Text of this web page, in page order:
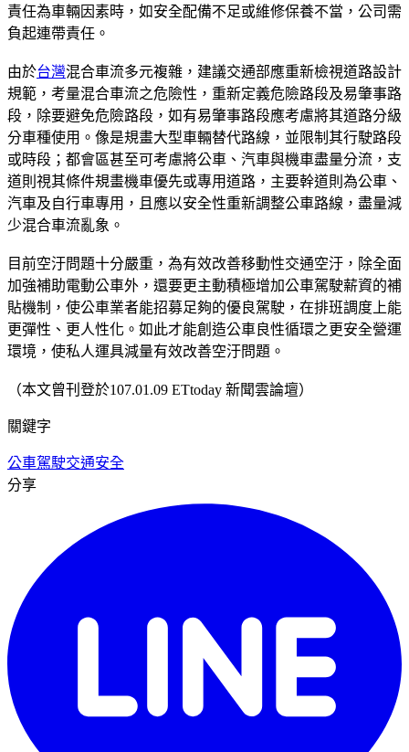
責任為車輛因素時，如安全配備不足或維修保養不當，公司需
負起連帶責任。
由於台灣混合車流多元複雜，建議交通部應重新檢視道路設計
規範，考量混合車流之危險性，重新定義危險路段及易肇事路
段，除要避免危險路段，如有易肇事路段應考慮將其道路分級
分車種使用。像是規畫大型車輛替代路線，並限制其行駛路段
或時段；都會區甚至可考慮將公車、汽車與機車盡量分流，支
道則視其條件規畫機車優先或專用道路，主要幹道則為公車、
汽車及自行車專用，且應以安全性重新調整公車路線，盡量減
少混合車流亂象。
目前空汙問題十分嚴重，為有效改善移動性交通空汙，除全面
加強補助電動公車外，還要更主動積極增加公車駕駛薪資的補
貼機制，使公車業者能招募足夠的優良駕駛，在排班調度上能
更彈性、更人性化。如此才能創造公車良性循環之更安全營運
環境，使私人運具減量有效改善空汙問題。
（本文曾刊登於107.01.09 ETtoday 新聞雲論壇）
關鍵字
公車駕駛交通安全
分享